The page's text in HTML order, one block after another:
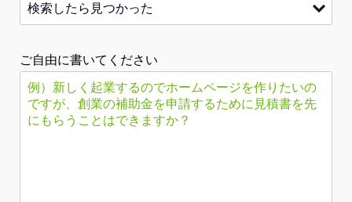
ご自由に書いてください